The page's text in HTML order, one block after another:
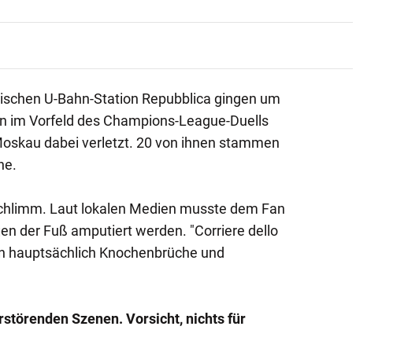
U-Bahn-Station Repubblica gingen um
im Vorfeld des Champions-League-Duells
dabei verletzt. 20 von ihnen stammen
Laut lokalen Medien musste dem Fan
der Fuß amputiert werden. "Corriere dello
hauptsächlich Knochenbrüche und
Szenen. Vorsicht, nichts für